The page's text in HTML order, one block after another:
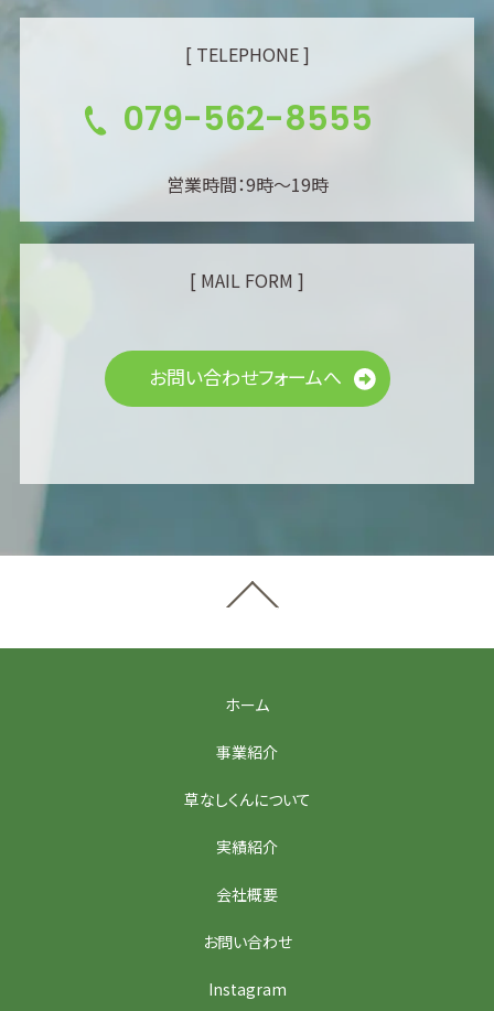
[ TELEPHONE ]
079-562-8555
営業時間：9時～19時
[ MAIL FORM ]
お問い合わせフォームへ
ホーム
事業紹介
草なしくんについて
実績紹介
会社概要
お問い合わせ
Instagram